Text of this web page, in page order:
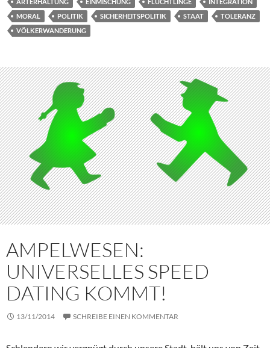
MORAL
POLITIK SICHERHEITSPOLITIK STAAT
TOLERANZ
VÖLKERWANDERUNG
AMPELWESEN:
UNIVERSELLES SPEED
DATING KOMMT!
13/11/2014 SCHREIBE EINEN KOMMENTAR